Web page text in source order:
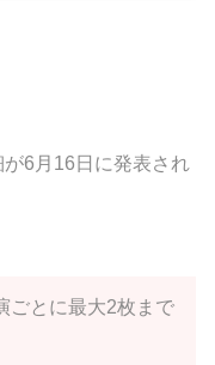
6月16日に発表され
ごとに最大2枚まで